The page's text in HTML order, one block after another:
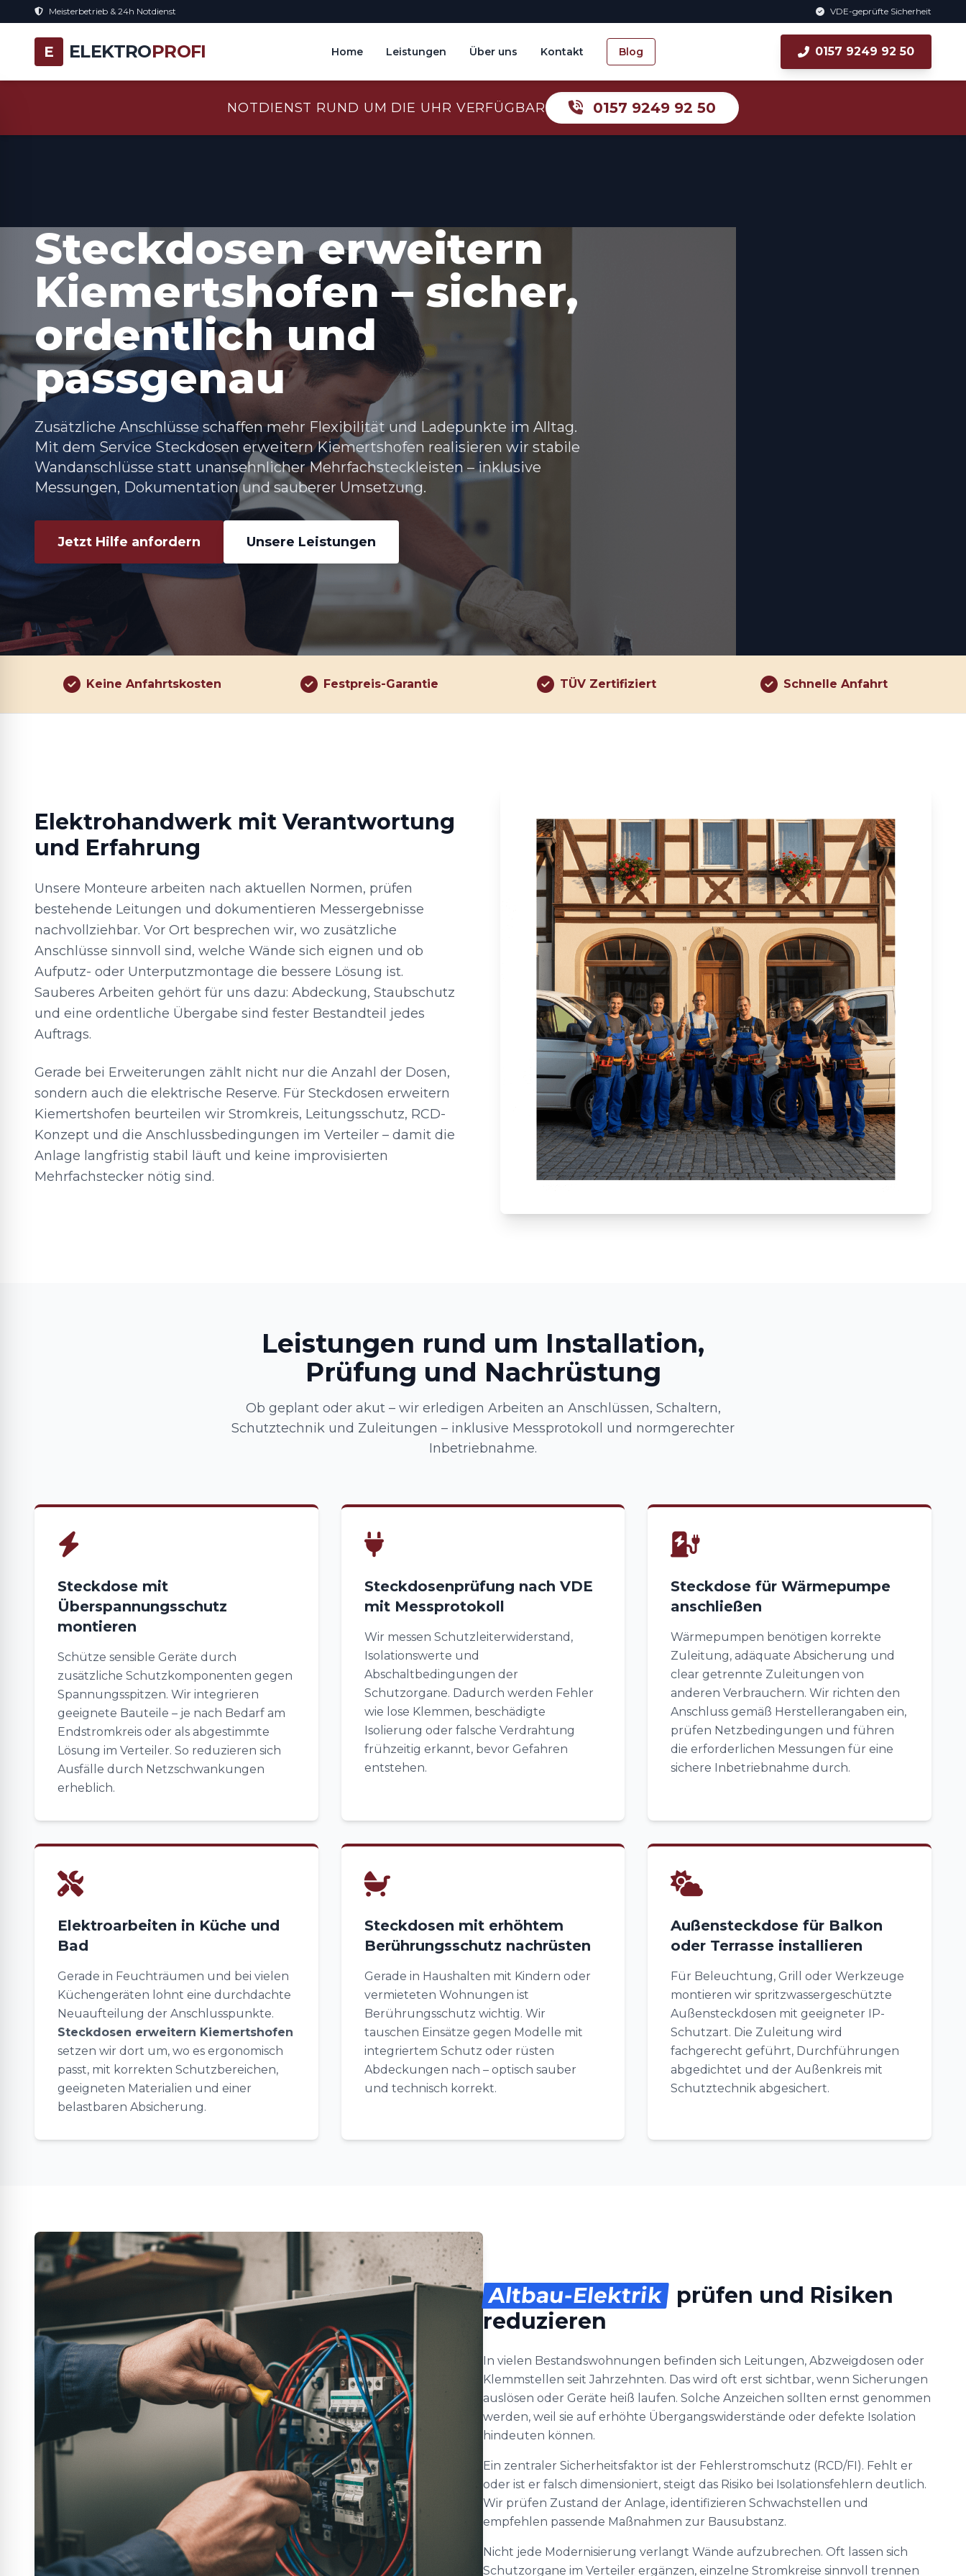
Meisterbetrieb & 24h Notdienst VDE-geprüfte Sicherheit
E ELEKTROPROFI Home Leistungen Über uns Kontakt Blog 0157 9249 92 50
NOTDIENST RUND UM DIE UHR VERFÜGBAR 0157 9249 92 50
Steckdosen erweitern
Kiemertshofen – sicher,
ordentlich und
passgenau
Zusätzliche Anschlüsse schaffen mehr Flexibilität und Ladepunkte im Alltag.
Mit dem Service Steckdosen erweitern Kiemertshofen realisieren wir stabile
Wandanschlüsse statt unansehnlicher Mehrfachsteckleisten – inklusive
Messungen, Dokumentation und sauberer Umsetzung.
Jetzt Hilfe anfordern Unsere Leistungen
Keine Anfahrtskosten Festpreis-Garantie TÜV Zertifiziert Schnelle Anfahrt
Elektrohandwerk mit Verantwortung
und Erfahrung
Unsere Monteure arbeiten nach aktuellen Normen, prüfen
bestehende Leitungen und dokumentieren Messergebnisse
nachvollziehbar. Vor Ort besprechen wir, wo zusätzliche
Anschlüsse sinnvoll sind, welche Wände sich eignen und ob
Aufputz- oder Unterputzmontage die bessere Lösung ist.
Sauberes Arbeiten gehört für uns dazu: Abdeckung, Staubschutz
und eine ordentliche Übergabe sind fester Bestandteil jedes
Auftrags.
Gerade bei Erweiterungen zählt nicht nur die Anzahl der Dosen,
sondern auch die elektrische Reserve. Für Steckdosen erweitern
Kiemertshofen beurteilen wir Stromkreis, Leitungsschutz, RCD-
Konzept und die Anschlussbedingungen im Verteiler – damit die
Anlage langfristig stabil läuft und keine improvisierten
Mehrfachstecker nötig sind.
Leistungen rund um Installation,
Prüfung und Nachrüstung
Ob geplant oder akut – wir erledigen Arbeiten an Anschlüssen, Schaltern,
Schutztechnik und Zuleitungen – inklusive Messprotokoll und normgerechter
Inbetriebnahme.
Steckdose mit
Überspannungsschutz
montieren
Schütze sensible Geräte durch
zusätzliche Schutzkomponenten gegen
Spannungsspitzen. Wir integrieren
geeignete Bauteile – je nach Bedarf am
Endstromkreis oder als abgestimmte
Lösung im Verteiler. So reduzieren sich
Ausfälle durch Netzschwankungen
erheblich.
Steckdosenprüfung nach VDE
mit Messprotokoll
Wir messen Schutzleiterwiderstand,
Isolationswerte und
Abschaltbedingungen der
Schutzorgane. Dadurch werden Fehler
wie lose Klemmen, beschädigte
Isolierung oder falsche Verdrahtung
frühzeitig erkannt, bevor Gefahren
entstehen.
Steckdose für Wärmepumpe
anschließen
Wärmepumpen benötigen korrekte
Zuleitung, adäquate Absicherung und
clear getrennte Zuleitungen von
anderen Verbrauchern. Wir richten den
Anschluss gemäß Herstellerangaben ein,
prüfen Netzbedingungen und führen
die erforderlichen Messungen für eine
sichere Inbetriebnahme durch.
Elektroarbeiten in Küche und
Bad
Gerade in Feuchträumen und bei vielen
Küchengeräten lohnt eine durchdachte
Neuaufteilung der Anschlusspunkte.
Steckdosen erweitern Kiemertshofen
setzen wir dort um, wo es ergonomisch
passt, mit korrekten Schutzbereichen,
geeigneten Materialien und einer
belastbaren Absicherung.
Steckdosen mit erhöhtem
Berührungsschutz nachrüsten
Gerade in Haushalten mit Kindern oder
vermieteten Wohnungen ist
Berührungsschutz wichtig. Wir
tauschen Einsätze gegen Modelle mit
integriertem Schutz oder rüsten
Abdeckungen nach – optisch sauber
und technisch korrekt.
Außensteckdose für Balkon
oder Terrasse installieren
Für Beleuchtung, Grill oder Werkzeuge
montieren wir spritzwassergeschützte
Außensteckdosen mit geeigneter IP-
Schutzart. Die Zuleitung wird
fachgerecht geführt, Durchführungen
abgedichtet und der Außenkreis mit
Schutztechnik abgesichert.
Altbau-Elektrik prüfen und Risiken
reduzieren
In vielen Bestandswohnungen befinden sich Leitungen, Abzweigdosen oder
Klemmstellen seit Jahrzehnten. Das wird oft erst sichtbar, wenn Sicherungen
auslösen oder Geräte heiß laufen. Solche Anzeichen sollten ernst genommen
werden, weil sie auf erhöhte Übergangswiderstände oder defekte Isolation
hindeuten können.
Ein zentraler Sicherheitsfaktor ist der Fehlerstromschutz (RCD/FI). Fehlt er
oder ist er falsch dimensioniert, steigt das Risiko bei Isolationsfehlern deutlich.
Wir prüfen Zustand der Anlage, identifizieren Schwachstellen und
empfehlen passende Maßnahmen zur Bausubstanz.
Nicht jede Modernisierung verlangt Wände aufzubrechen. Oft lassen sich
Schutzorgane im Verteiler ergänzen, einzelne Stromkreise sinnvoll trennen